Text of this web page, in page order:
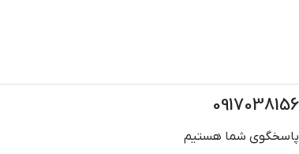
پاسخگوی شما هستیم